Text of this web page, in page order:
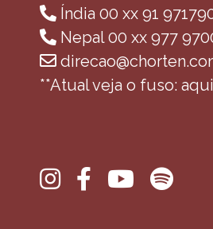
Índia 00 xx 91
Nepal 00 xx 977
**Atual veja o fuso: aqui